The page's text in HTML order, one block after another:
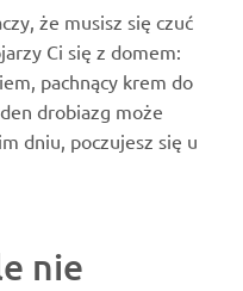
że musisz się czuć
Ci się z domem:
pachnący krem do
drobiazg może
dniu, poczujesz się u
nie